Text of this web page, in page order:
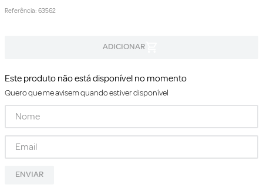
Referência: 63562
Este produto não está disponível no momento
Quero que me avisem quando estiver disponível
ENVIAR